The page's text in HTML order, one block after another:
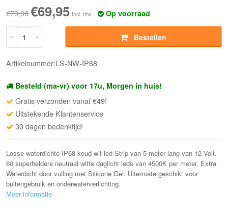
€79,99€69,95 Incl. btw Op voorraad
Bestellen
Artikelnummer:LS-NW-IP68
Besteld (ma-vr) voor 17u, Morgen in huis!
Gratis verzonden vanaf €49!
Uitstekende Klantenservice
30 dagen bedenktijd!
Losse waterdichte IP68 koud wit led Strip van 5 meter lang van 12 Volt.
60 superheldere neutraal witte daglicht leds van 4500K per meter. Extra
Waterdicht door vulling met Silicone Gel. Uitermate geschikt voor
buitengebruik en onderwaterverlichting.
Meer informatie